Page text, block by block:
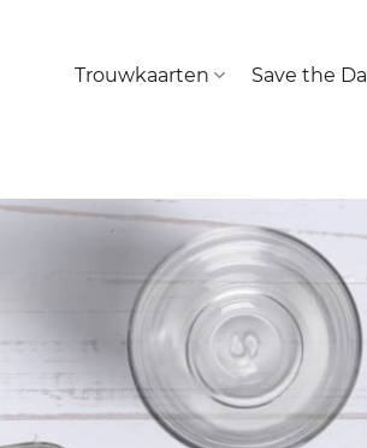
Trouwkaarten Save the